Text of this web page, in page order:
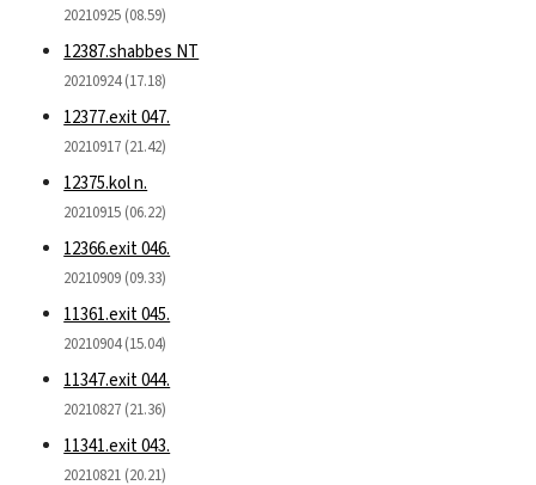
20210925 (08.59)
12387.shabbes NT
20210924 (17.18)
12377.exit 047.
20210917 (21.42)
12375.kol n.
20210915 (06.22)
12366.exit 046.
20210909 (09.33)
11361.exit 045.
20210904 (15.04)
11347.exit 044.
20210827 (21.36)
11341.exit 043.
20210821 (20.21)